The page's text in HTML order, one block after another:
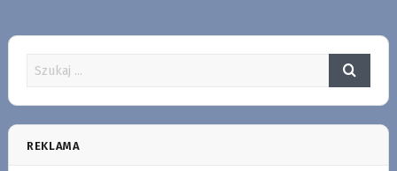
REKLAMA